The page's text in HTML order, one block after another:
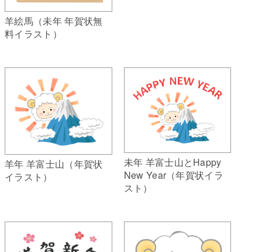
羊絵馬（未年 年賀状無
料イラスト）
羊年 羊富士山（年賀状
イラスト）
未年 羊富士山とHappy
New Year（年賀状イラ
スト）